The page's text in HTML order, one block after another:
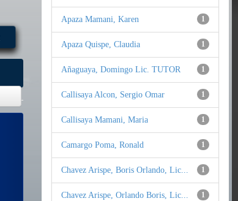
1
Apaza Mamani, Karen
1
Apaza Quispe, Claudia
1
Añaguaya, Domingo Lic. TUTOR
1
Callisaya Alcon, Sergio Omar
1
Callisaya Mamani, Maria
1
Camargo Poma, Ronald
1
Chavez Arispe, Boris Orlando, Lic...
1
Chavez Arispe, Orlando Boris, Lic...